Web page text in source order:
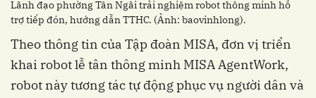
Lãnh đạo phường Tân Ngãi trải nghiệm robot thông minh hỗ
trợ tiếp đón, hướng dẫn TTHC. (Ảnh: baovinhlong).
Theo thông tin của Tập đoàn MISA, đơn vị triển
khai robot lễ tân thông minh MISA AgentWork,
robot này tương tác tự động phục vụ người dân và